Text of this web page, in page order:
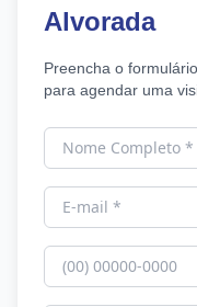
Alvorada
Preencha o
para agendar uma